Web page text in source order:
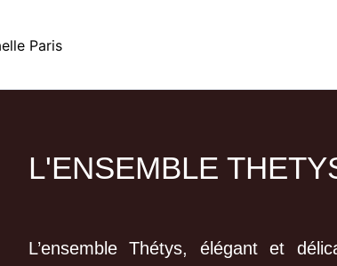
L'ENSEMBLE
L’ensemble Thétys, élégant et